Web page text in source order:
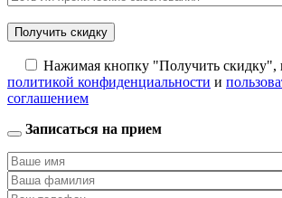
Нажимая кнопку "Получить скидку",
политикой конфиденциальности и
соглашением
Записаться на прием